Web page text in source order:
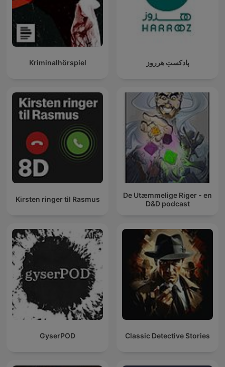
Kriminalhörspiel پادکستِ هرروز
Kirsten ringer til Rasmus
De Utæmmelige Riger - en
D&D podcast
GyserPOD Classic Detective Stories